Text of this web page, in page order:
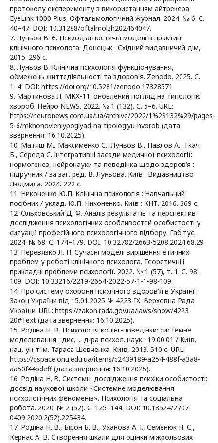
протоколу експерименту з використанням айтрекера
EyeLink 1000 Plus. Офтальмологічний журнал. 2024. № 6. С.
40–47. DOI: 10.31288/oftalmolzh202464047.
7. Луньов В. Є. Психодіагностичні моделі в практиці
клінічного психолога. Донецьк : Східний видавничий дім,
2015. 296 с.
8. Луньов В. Клінічна психологія функціонування,
обмежень життєдіяльності та здоров'я. Zenodo. 2025. С.
1–4. DOI: https://doi.org/10.5281/zenodo.17328571
9. Мартинова Л. МКХ-11: оновлений погляд на типологію
хвороб. Нейро NEWS. 2022. № 1 (132). С. 5–6. URL:
https://neuronews.com.ua/ua/archive/2022/1%28132%29/pages-
5-6/mkhonovleniypoglyad-na-tipologiyu-hvorob (дата
звернення: 16.10.2025).
10. Матяш М., Максименко С., Луньов В., Павлов А., Ткач
Б., Середа С. Інтегративні засади медичної психології:
нормогенез, нейронауки та поведінка щодо здоров’я :
підручник / за заг. ред. В. Луньова. Київ : Видавництво
Людмила. 2024. 222 с.
11. Никоненко Ю.П. Клінічна психологія : Навчальний
посібник / уклад. Ю.П. Никоненко. Київ : КНТ. 2016. 369 с.
12. Ольховський Д. Ф. Аналіз результатів та перспектив
дослідження психологічних особливостей особистості у
ситуації професійного психологічного відбору. Габітус.
2024. № 68. С. 174–179. DOI: 10.32782/2663-5208.2024.68.29
13. Перевязко Л. П. Сучасні моделі вирішення етичних
проблем у роботі клінічного психолога. Теоретичні і
прикладні проблеми психології. 2022. № 1 (57), т. 1. С. 98–
109. DOI: 10.33216/2219-2654-2022-57-1-1-98-109.
14. Про систему охорони психічного здоров'я в Україні :
Закон України від 15.01.2025 № 4223-IX. Верховна Рада
України. URL: https://zakon.rada.gov.ua/laws/show/4223-
20#Text (дата звернення: 16.10.2025).
15. Родіна Н. В. Психологія копінг-поведінки: системне
моделювання : дис. ... д-ра психол. наук : 19.00.01 / Київ.
нац. ун-т ім. Тараса Шевченка. Київ, 2013. 510 с. URL:
https://dspace.onu.edu.ua/items/c2439189-a254-488f-a3a8-
aa50f44bdeff (дата звернення: 16.10.2025).
16. Родіна Н. В. Системні дослідження психіки особистості:
досвід наукової школи «Системне моделювання
психологічних феноменів». Психологія та соціальна
робота. 2020. № 2 (52). С. 125–144. DOI: 10.18524/2707-
0409.2020.2(52).225434.
17. Родіна Н. В., Бірон Б. В., Уханова А. І., Семенюк Н. С.,
Кернас А. В. Створення шкали для оцінки міжрольових